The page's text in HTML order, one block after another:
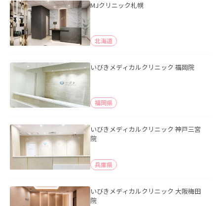
MJクリニック札幌
北海道
いびきメディカルクリニック 福岡院
福岡県
いびきメディカルクリニック 神戸三宮
院
兵庫県
いびきメディカルクリニック 大阪梅田
院